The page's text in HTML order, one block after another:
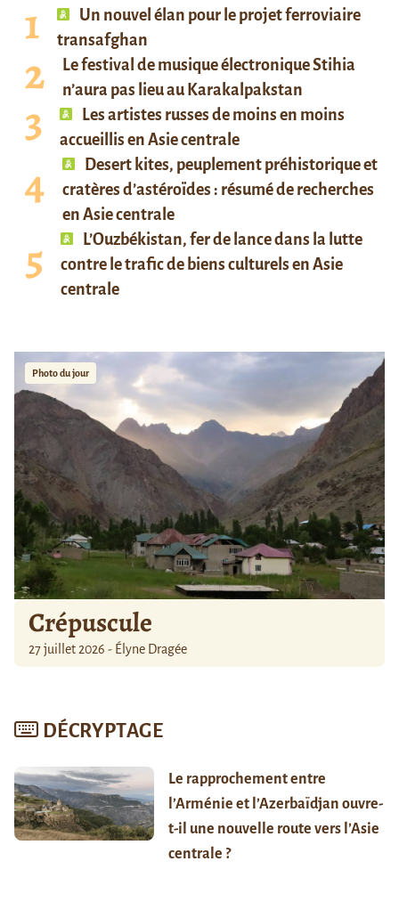
Un nouvel élan pour le projet ferroviaire
transafghan
Le festival de musique électronique Stihia
n’aura pas lieu au Karakalpakstan
Les artistes russes de moins en moins
accueillis en Asie centrale
Desert kites, peuplement préhistorique et
cratères d’astéroïdes : résumé de recherches
en Asie centrale
L’Ouzbékistan, fer de lance dans la lutte
contre le trafic de biens culturels en Asie
centrale
Photo du jour
Crépuscule
27 juillet 2026 - Élyne Dragée
DÉCRYPTAGE
Le rapprochement entre
l’Arménie et l’Azerbaïdjan ouvre-
t-il une nouvelle route vers l’Asie
centrale ?